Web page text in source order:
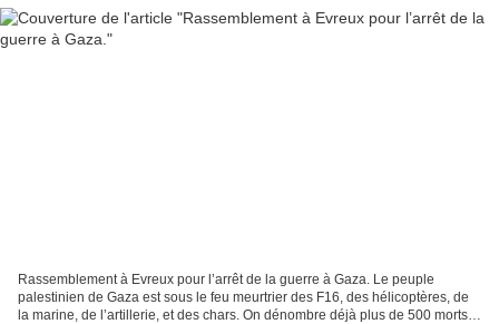
Rassemblement à Evreux pour l’arrêt de la guerre à Gaza. Le peuple
palestinien de Gaza est sous le feu meurtrier des F16, des hélicoptères, de
la marine, de l’artillerie, et des chars. On dénombre déjà plus de 500 morts